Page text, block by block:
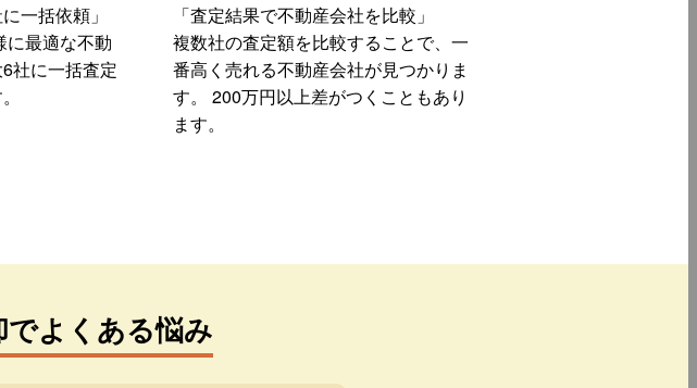
一括依頼」
に最適な不動
社に一括査定
「査定結果で不動産会社を比較」
複数社の査定額を比較することで、一
番高く売れる不動産会社が見つかりま
す。 200万円以上差がつくこともあり
ます。
よくある悩み